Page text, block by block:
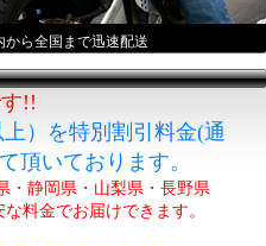
ら全国まで迅速配送
!!
を特別割引料金(通
いております。
岡県・山梨県・長野県
でお届けできます。